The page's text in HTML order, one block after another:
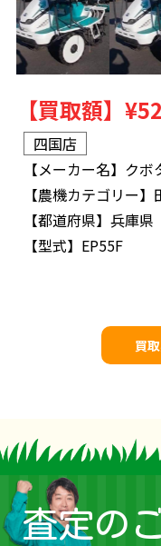
【買取額】
四国店
【メーカー名】 クボ
【農機カテゴリー】
【都道府県】 兵庫県
【型式】 EP55F
買
査定の